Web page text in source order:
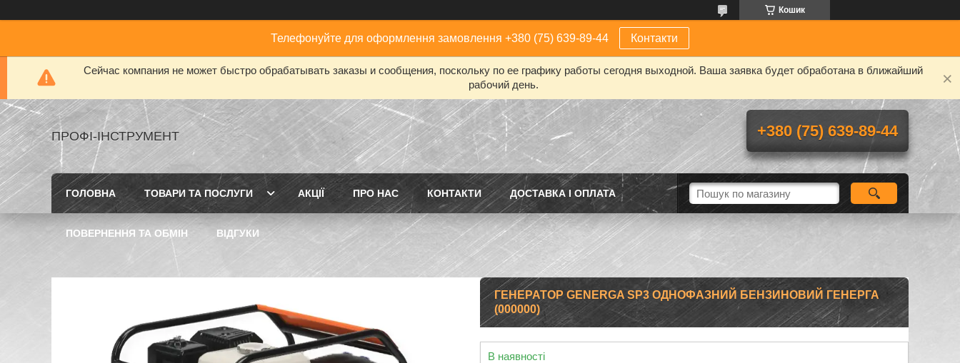
Кошик
Телефонуйте для оформлення замовлення +380 (75) 639-89-44 Контакти
Сейчас компания не может быстро обрабатывать заказы и сообщения, поскольку по ее графику работы сегодня выходной. Ваша заявка будет обработана в ближайший
рабочий день.
ПРОФІ-ІНСТРУМЕНТ +380 (75) 639-89-44
ГОЛОВНА ТОВАРИ ТА ПОСЛУГИ АКЦІЇ ПРО НАС КОНТАКТИ ДОСТАВКА І ОПЛАТА
ПОВЕРНЕННЯ ТА ОБМІН ВІДГУКИ
ГЕНЕРАТОР GENERGA SP3 ОДНОФАЗНИЙ БЕНЗИНОВИЙ ГЕНЕРГА
(000000)
В наявності